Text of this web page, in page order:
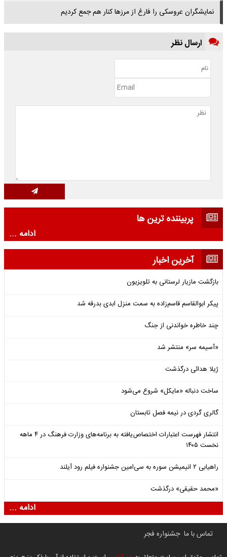
نمایشگران عروسکی را فارغ از مرزها کنار هم جمع کردیم
ارسال نظر
پربیننده ترین ها
ادامه ...
آخرین اخبار
بازگشت مازیار لرستانی به تلویزیون
پیکر ابوالقاسم قاسم‌زاده به سمت منزل ابدی بدرقه شد
چند خاطره خواندنی از جنگ
«آسیمه سر» منتشر شد
ژیلا هدائی درگذشت
ساخت دنباله «مایکل» شروع می‌شود
گالری گردی در نیمه فصل تابستان
انتشار فهرست اعتبارات اختصاص‌یافته به برنامه‌های وزارت فرهنگ در ۴ ماهه
نخست ۱۴۰۵
راهیابی ۲ انیمیشن سوره به سی‌امین جشنواره فیلم رود آیلند
«محمد حقیقی» درگذشت
ادامه ...
تماس با ما جشنواره فجر